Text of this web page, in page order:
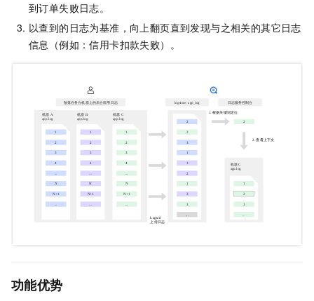
到订单失败日志。
以查到的日志为基准，向上翻页直到发现与之相关的其它日志
信息（例如：信用卡扣款失败）。
功能优势